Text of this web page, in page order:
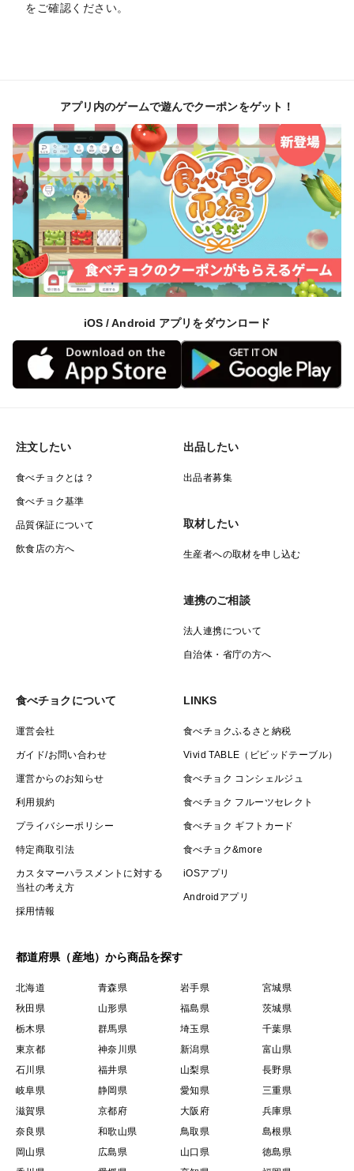
をご確認ください。
アプリ内のゲームで遊んでクーポンをゲット！
iOS / Android アプリをダウンロード
注文したい
食べチョクとは？
食べチョク基準
品質保証について
飲食店の方へ
出品したい
出品者募集
取材したい
生産者への取材を申し込む
連携のご相談
法人連携について
自治体・省庁の方へ
食べチョクについて
運営会社
ガイド/お問い合わせ
運営からのお知らせ
利用規約
プライバシーポリシー
特定商取引法
カスタマーハラスメントに対する
当社の考え方
採用情報
LINKS
食べチョクふるさと納税
Vivid TABLE（ビビッドテーブル）
食べチョク コンシェルジュ
食べチョク フルーツセレクト
食べチョク ギフトカード
食べチョク&more
iOSアプリ
Androidアプリ
都道府県（産地）から商品を探す
北海道 青森県 岩手県
宮城県
秋田県
山形県 福島県
茨城県
栃木県
群馬県 埼玉県
千葉県
東京都
神奈川県 新潟県
富山県
石川県
福井県 山梨県
長野県
岐阜県
静岡県 愛知県
三重県
滋賀県
京都府 大阪府
兵庫県
奈良県
和歌山県 鳥取県
島根県
岡山県
広島県 山口県
徳島県